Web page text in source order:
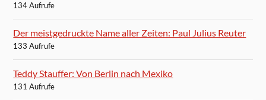
134 Aufrufe
Der meistgedruckte Name aller Zeiten: Paul Julius Reuter
133 Aufrufe
Teddy Stauffer: Von Berlin nach Mexiko
131 Aufrufe